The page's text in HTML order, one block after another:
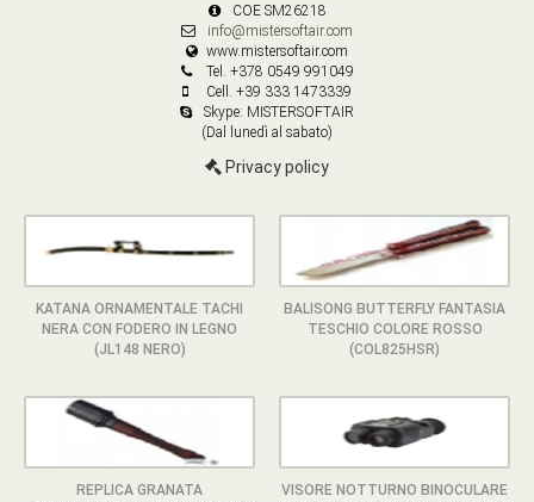
COE SM26218
info@mistersoftair.com
www.mistersoftair.com
Tel. +378 0549 991049
Cell. +39 333 1473339
Skype: MISTERSOFTAIR
(Dal lunedì al sabato)
Privacy policy
KATANA ORNAMENTALE TACHI
NERA CON FODERO IN LEGNO
(JL148 NERO)
BALISONG BUTTERFLY FANTASIA
TESCHIO COLORE ROSSO
(COL825HSR)
REPLICA GRANATA
VISORE NOTTURNO BINOCULARE